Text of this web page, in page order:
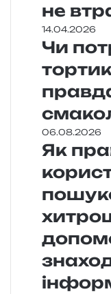
не
14.04.2026
Чи
06.08.2026
Як